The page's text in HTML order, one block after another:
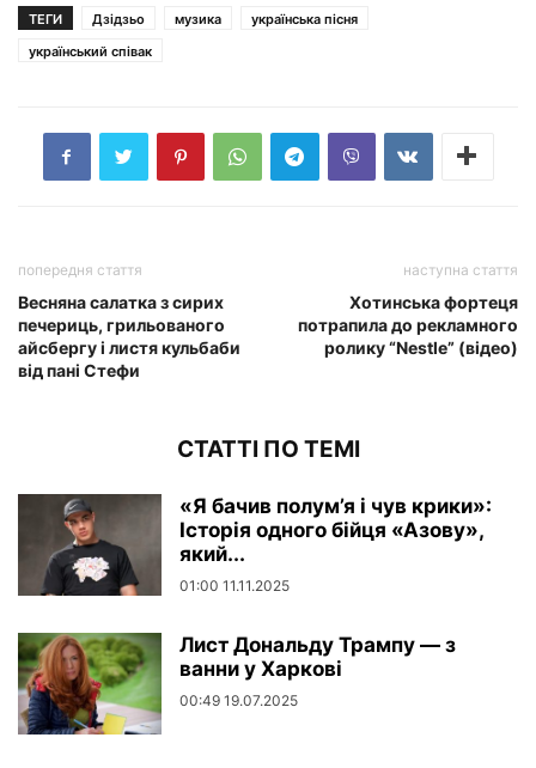
ТЕГИ Дзідзьо музика
українська пісня
український співак
попередня стаття
Весняна салатка з сирих
печериць, грильованого
айсбергу і листя кульбаби
від пані Стефи
наступна стаття
Хотинська фортеця
потрапила до рекламного
ролику “Nestle” (відео)
СТАТТІ ПО ТЕМІ
«Я бачив полум’я і чув крики»:
Історія одного бійця «Азову»,
який...
01:00 11.11.2025
Лист Дональду Трампу — з
ванни у Харкові
00:49 19.07.2025